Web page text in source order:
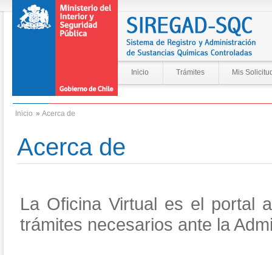
Inicio Trámites Mis
Inicio » Acerca de
Acerca de
La Oficina Virtual es el portal
trámites necesarios ante la